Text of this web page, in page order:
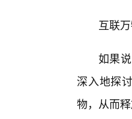
互联
如果
深入地探
物，从而